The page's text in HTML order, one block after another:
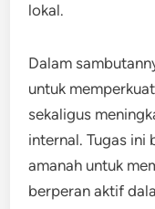
lokal.
Dalam
untuk
sekaligus
internal. Tugas ini
amanah untuk
berperan aktif